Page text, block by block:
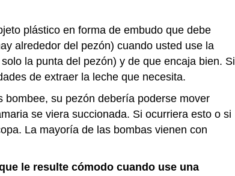
plástico en forma de embudo que debe
alrededor del pezón) cuando usted use la
la punta del pezón) y de que encaja bien. Si
de extraer la leche que necesita.
bombee, su pezón debería poderse mover
se viera succionada. Si ocurriera esto o si
La mayoría de las bombas vienen con
le resulte cómodo cuando use una